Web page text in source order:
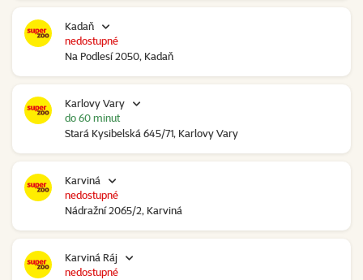
Kadaň
Na Podlesí 2050, Kadaň
nedostupné
Karlovy Vary
Stará Kysibelská 645/71, Karlovy Vary
do 60 minut
Karviná
Nádražní 2065/2, Karviná
nedostupné
Karviná Ráj
nedostupné